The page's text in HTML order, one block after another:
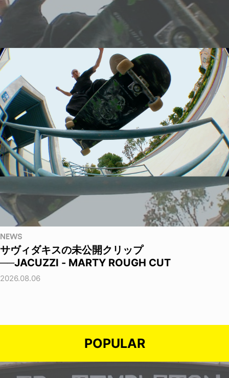
NEWS
サヴィダキスの未公開クリップ
──JACUZZI - MARTY ROUGH CUT
2026.08.06
POPULAR